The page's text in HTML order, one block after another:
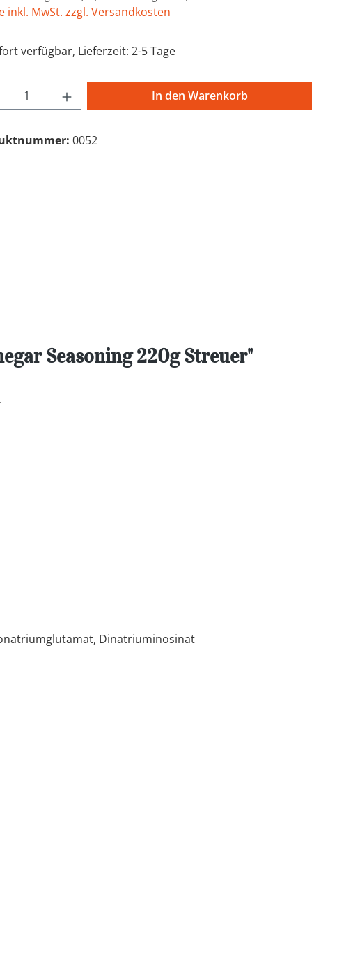
inkl. MwSt. zzgl. Versandkosten
verfügbar, Lieferzeit: 2-5 Tage
Anzahl: Gib den gewünschten Wert
In den Warenkorb
0052
Seasoning 220g Streuer"
Dinatriuminosinat